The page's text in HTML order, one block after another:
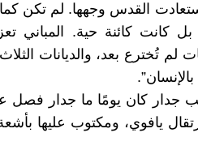
3000، استعادت القدس وجهها. لم
كانت كائنة حية. المباني
لم تُخترع بعد، والديانات
جدار كان يومًا ما جدار فصل
يافوي، ومكتوب عليها